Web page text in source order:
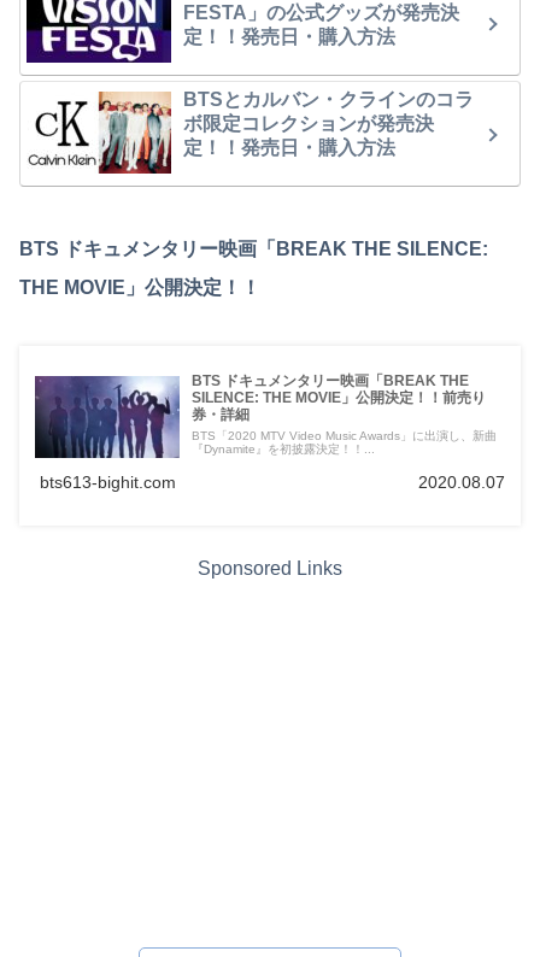
FESTA」の公式グッズが発売決
定！！発売日・購入方法
BTSとカルバン・クラインのコラ
ボ限定コレクションが発売決
定！！発売日・購入方法
BTS ドキュメンタリー映画「BREAK THE SILENCE:
THE MOVIE」公開決定！！
BTS ドキュメンタリー映画「BREAK THE
SILENCE: THE MOVIE」公開決定！！前売り
券・詳細
BTS「2020 MTV Video Music Awards」に出演し、新曲
『Dynamite』を初披露決定！！...
bts613-bighit.com 2020.08.07
Sponsored Links